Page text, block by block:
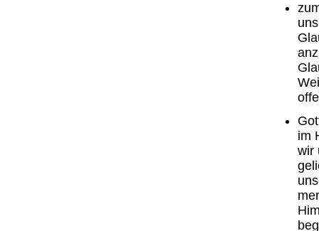
im
wir